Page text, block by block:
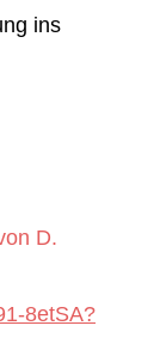
ins
D.
8etSA?